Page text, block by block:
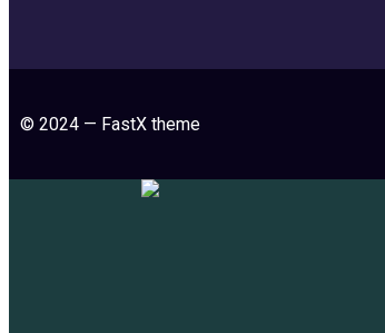
© 2024 — FastX theme